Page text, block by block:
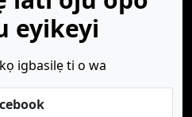
eyikeyi
igbasilẹ ti o wa